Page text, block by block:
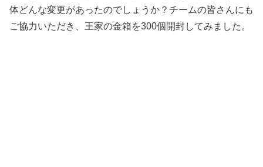
体どんな変更があったのでしょうか？チームの皆さんにも
ご協力いただき、王家の金箱を300個開封してみました。